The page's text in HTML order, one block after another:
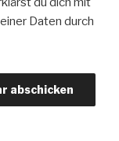
Daten durch